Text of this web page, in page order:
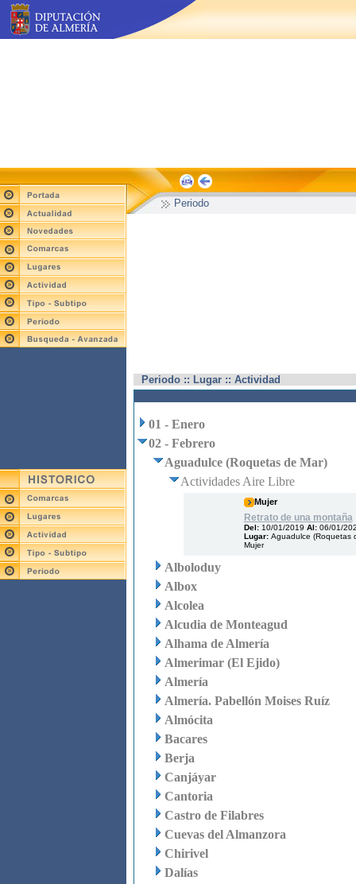
Periodo
Periodo :: Lugar :: Actividad
01 - Enero
02 - Febrero
Aguadulce (Roquetas de Mar)
Actividades Aire Libre
Mujer
Retrato de una montaña
Del: 10/01/2019 Al: 06/01/
Lugar: Aguadulce (Roquetas
Mujer
Alboloduy
Albox
Alcolea
Alcudia de Monteagud
Alhama de Almería
Almerimar (El Ejido)
Almería
Almería. Pabellón Moises Ruíz
Almócita
Bacares
Berja
Canjáyar
Cantoria
Castro de Filabres
Cuevas del Almanzora
Chirivel
Dalías